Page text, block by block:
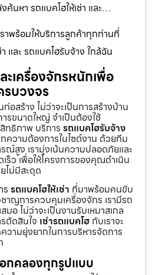
นหา รถแบคโฮให้เช่า และ…
พร้อมให้บริการลูกค้าทุกท่านที่
และ รถแบคโฮรับจ้าง ใกล้ฉัน
ะเครื่องจักรหนักเพื่อ
บวงจร
อสร้าง ไม่ว่าจะเป็นการสร้างบ้าน
รขนาดใหญ่ จำเป็นต้องใช้
ทธิภาพ บริการ รถแบคโฮรับจ้าง
ความต้องการในไซต์งาน ด้วยทีม
ณ์สูง เรามุ่งเน้นความปลอดภัยและ
ร็ว เพื่อให้โครงการของคุณดำเนิน
ไม่มีสะดุด
รถแบคโฮให้เช่า ที่มาพร้อมคนขับ
าญการควบคุมเครื่องจักร เรามีรถ
อ ไม่ว่าจะเป็นงานรับเหมาสเกล
ตัดสินใจ เช่ารถแบคโฮ กับเราจะ
ามยุ่งยากในการบริหารจัดการ
อกคลองทุกรูปแบบ